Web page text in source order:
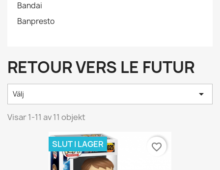
Bandai
Banpresto
RETOUR VERS LE FUTUR
Välj 
Visar 1-11 av 11 objekt
SLUT I LAGER favorite_border